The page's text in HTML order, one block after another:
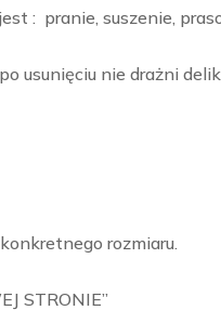
: pranie, suszenie,
nie drażni
rozmiaru.
STRONIE”